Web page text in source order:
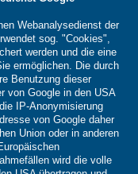
Webanalysedienst der
sog. "Cookies",
werden und die eine
ermöglichen. Die durch
Benutzung dieser
von Google in den USA
IP-Anonymisierung
von Google daher
Union oder in anderen
wird die volle